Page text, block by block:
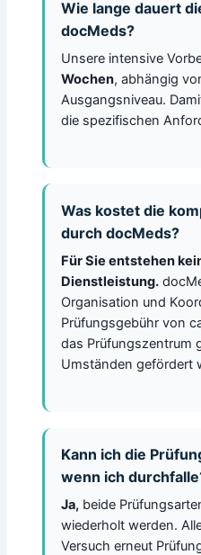
Wie lange dauert
docMeds?
Unsere intensive
Wochen, abhängig
Ausgangsniveau.
die spezifischen
Was kostet die
durch docMeds?
Für Sie entstehen
Dienstleistung.
Organisation und
Prüfungsgebühr von
das Prüfungszentrum
Umständen gefördert
Kann ich die
wenn ich
Ja,beide
wiederholt werden.
Versuch erneut